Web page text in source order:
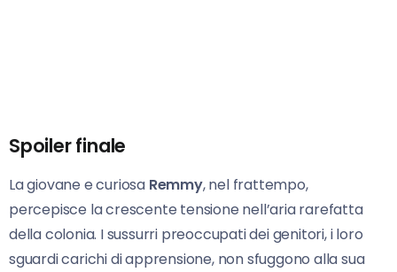
Spoiler finale
La giovane e curiosa Remmy, nel frattempo,
percepisce la crescente tensione nell’aria rarefatta
della colonia. I sussurri preoccupati dei genitori, i loro
sguardi carichi di apprensione, non sfuggono alla sua